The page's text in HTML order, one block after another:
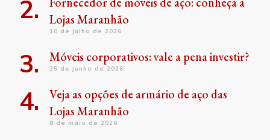
Lojas Maranhão
10 de julho de 2026
Móveis corporativos: vale a pena investir?
25 de junho de 2026
Veja as opções de armário de aço das
Lojas Maranhão
8 de maio de 2026